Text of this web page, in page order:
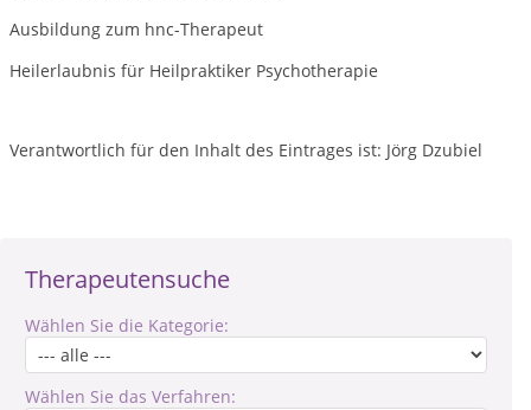
Therapeutensuche
Wählen Sie die Kategorie:
Wählen Sie das Verfahren:
Ausbildung zum hnc-Therapeut
Heilerlaubnis für Heilpraktiker Psychotherapie
Verantwortlich für den Inhalt des Eintrages ist: Jörg Dzubiel